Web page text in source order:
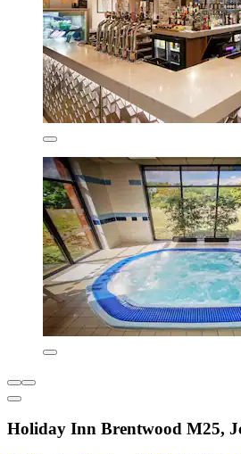
Holiday Inn Brentwood M25,